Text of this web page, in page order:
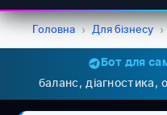
Головна › Для бізнесу ›
Бот для
баланс, діагностика,